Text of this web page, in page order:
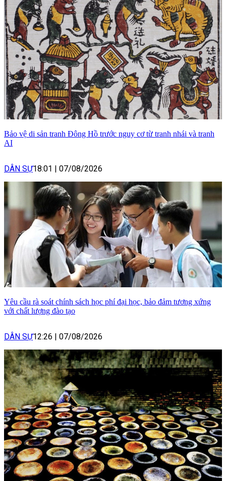
Bảo vệ di sản tranh Đông Hồ trước nguy cơ từ tranh nhái và tranh
AI
DÂN SỰ18:01 07/08/2026
Yêu cầu rà soát chính sách học phí đại học, bảo đảm tương xứng
với chất lượng đào tạo
DÂN SỰ12:26 | 07/08/2026